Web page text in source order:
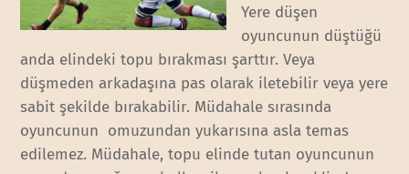
Yere düşen
oyuncunun düştüğü
anda elindeki topu bırakması şarttır. Veya
düşmeden arkadaşına pas olarak iletebilir veya yere
sabit şekilde bırakabilir. Müdahale sırasında
oyuncunun omuzundan yukarısına asla temas
edilemez. Müdahale, topu elinde tutan oyuncunun